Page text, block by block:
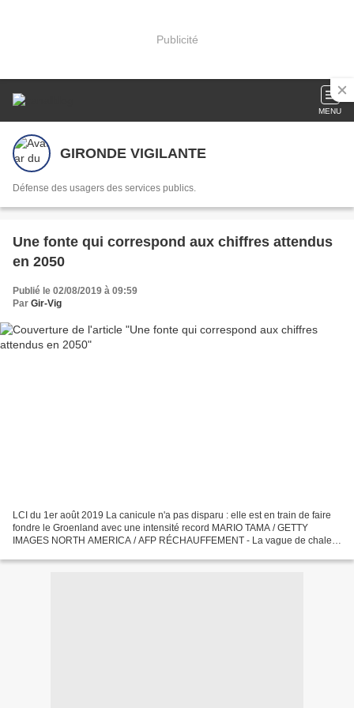
Publicité
MENU
GIRONDE VIGILANTE
Défense des usagers des services publics.
Une fonte qui correspond aux chiffres attendus
en 2050
Publié le 02/08/2019 à 09:59
Par Gir-Vig
LCI du 1er août 2019 La canicule n'a pas disparu : elle est en train de faire
fondre le Groenland avec une intensité record MARIO TAMA / GETTY
IMAGES NORTH AMERICA / AFP RÉCHAUFFEMENT - La vague de chaleur